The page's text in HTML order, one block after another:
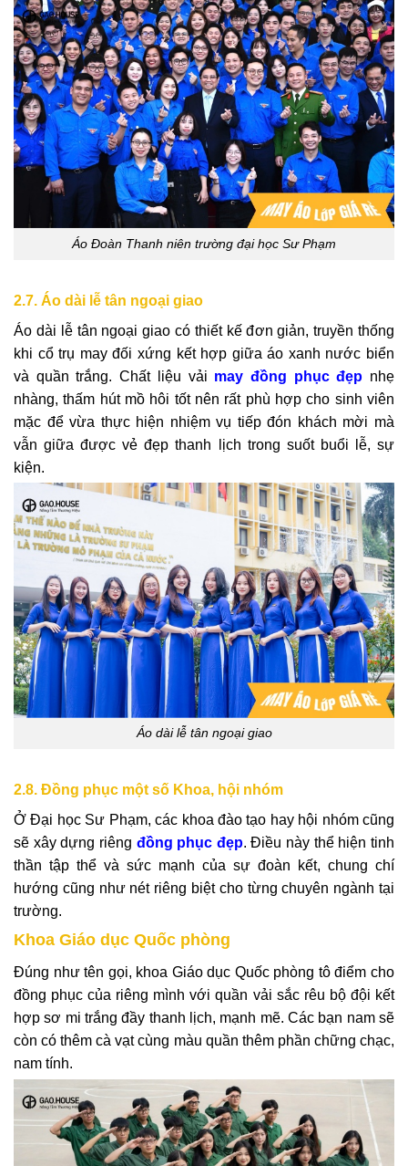
Áo Đoàn Thanh niên trường đại học Sư Phạm
2.7. Áo dài lễ tân ngoại giao
Áo dài lễ tân ngoại giao có thiết kế đơn giản, truyền thống
khi cổ trụ may đối xứng kết hợp giữa áo xanh nước biển
và quần trắng. Chất liệu vải may đồng phục đẹp nhẹ
nhàng, thấm hút mồ hôi tốt nên rất phù hợp cho sinh viên
mặc để vừa thực hiện nhiệm vụ tiếp đón khách mời mà
vẫn giữa được vẻ đẹp thanh lịch trong suốt buổi lễ, sự
kiện.
Áo dài lễ tân ngoại giao
2.8. Đồng phục một số Khoa, hội nhóm
Ở Đại học Sư Phạm, các khoa đào tạo hay hội nhóm cũng
sẽ xây dựng riêng đồng phục đẹp. Điều này thể hiện tinh
thần tập thể và sức mạnh của sự đoàn kết, chung chí
hướng cũng như nét riêng biệt cho từng chuyên ngành tại
trường.
Khoa Giáo dục Quốc phòng
Đúng như tên gọi, khoa Giáo dục Quốc phòng tô điểm cho
đồng phục của riêng mình với quần vải sắc rêu bộ đội kết
hợp sơ mi trắng đầy thanh lịch, mạnh mẽ. Các bạn nam sẽ
còn có thêm cà vạt cùng màu quần thêm phần chững chạc,
nam tính.